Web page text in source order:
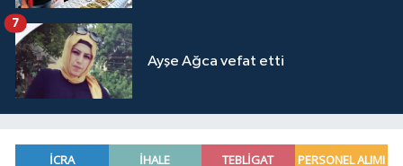
Ayşe Ağca vefat etti
7